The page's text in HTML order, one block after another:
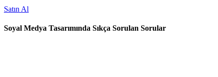
Satın Al
Soyal Medya Tasarımında Sıkça Sorulan Sorular